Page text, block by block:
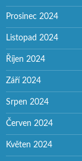
Prosinec 2024
Listopad 2024
Říjen 2024
Září 2024
Srpen 2024
Červen 2024
Květen 2024